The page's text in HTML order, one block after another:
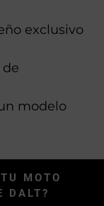
quieras:
exclusivo
modelo